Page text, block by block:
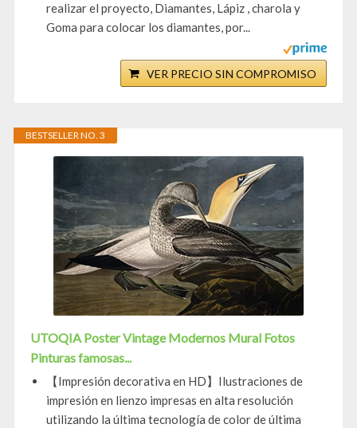
realizar el proyecto, Diamantes, Lápiz , charola y
Goma para colocar los diamantes, por...
VER PRECIO SIN COMPROMISO
BESTSELLER NO. 3
UTOQIA Poster Vintage Modernos Mural Fotos
Pinturas famosas...
【Impresión decorativa en HD】Ilustraciones de
impresión en lienzo impresas en alta resolución
utilizando la última tecnología de color de última